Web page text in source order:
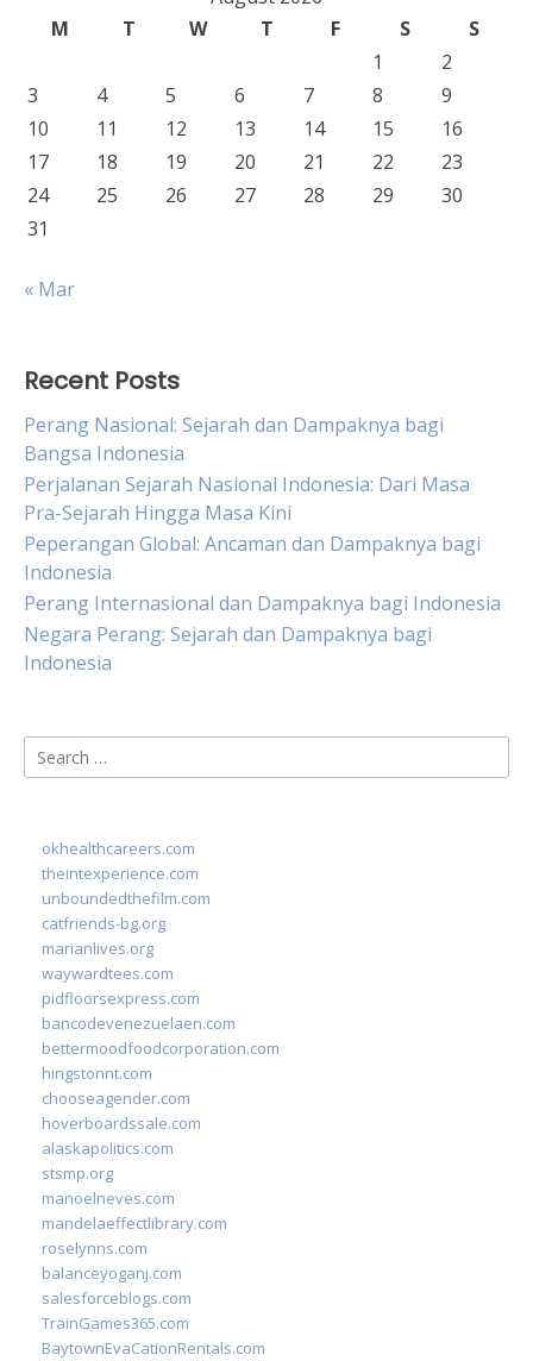
M
T W T F S
S
1
2
3
4 5 6 7 8
9
10
11 12 13 14 15
16
17
18 19 20 21 22
23
24
25 26 27 28 29
30
31
« Mar
Recent Posts
Perang Nasional: Sejarah dan Dampaknya bagi
Bangsa Indonesia
Perjalanan Sejarah Nasional Indonesia: Dari Masa
Pra-Sejarah Hingga Masa Kini
Peperangan Global: Ancaman dan Dampaknya bagi
Indonesia
Perang Internasional dan Dampaknya bagi Indonesia
Negara Perang: Sejarah dan Dampaknya bagi
Indonesia
Search
for:
okhealthcareers.com
theintexperience.com
unboundedthefilm.com
catfriends-bg.org
marianlives.org
waywardtees.com
pidfloorsexpress.com
bancodevenezuelaen.com
bettermoodfoodcorporation.com
hingstonnt.com
chooseagender.com
hoverboardssale.com
alaskapolitics.com
stsmp.org
manoelneves.com
mandelaeffectlibrary.com
roselynns.com
balanceyoganj.com
salesforceblogs.com
TrainGames365.com
BaytownEvaCationRentals.com